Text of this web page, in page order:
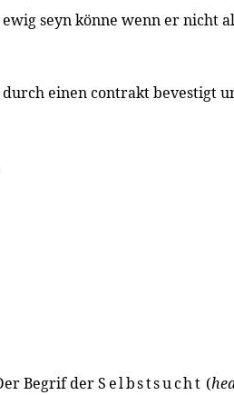
seyn könne wenn er nicht
einen contrakt bevestigt
Begrif derSelbstsucht (